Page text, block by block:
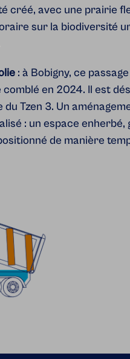
créé, avec une prairie
sur la biodiversité
: à Bobigny, ce
en 2024. Il est
Tzen 3. Un
: un espace enherbé,
de manière